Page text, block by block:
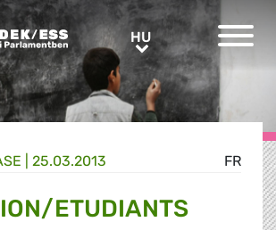
HUHU
FR
| 25.03.2013
ETUDIANTS